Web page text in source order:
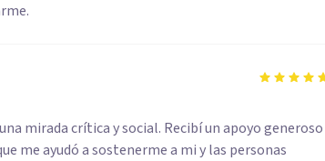
mirada crítica y social. Recibí un apoyo generoso
me ayudó a sostenerme a mi y las personas